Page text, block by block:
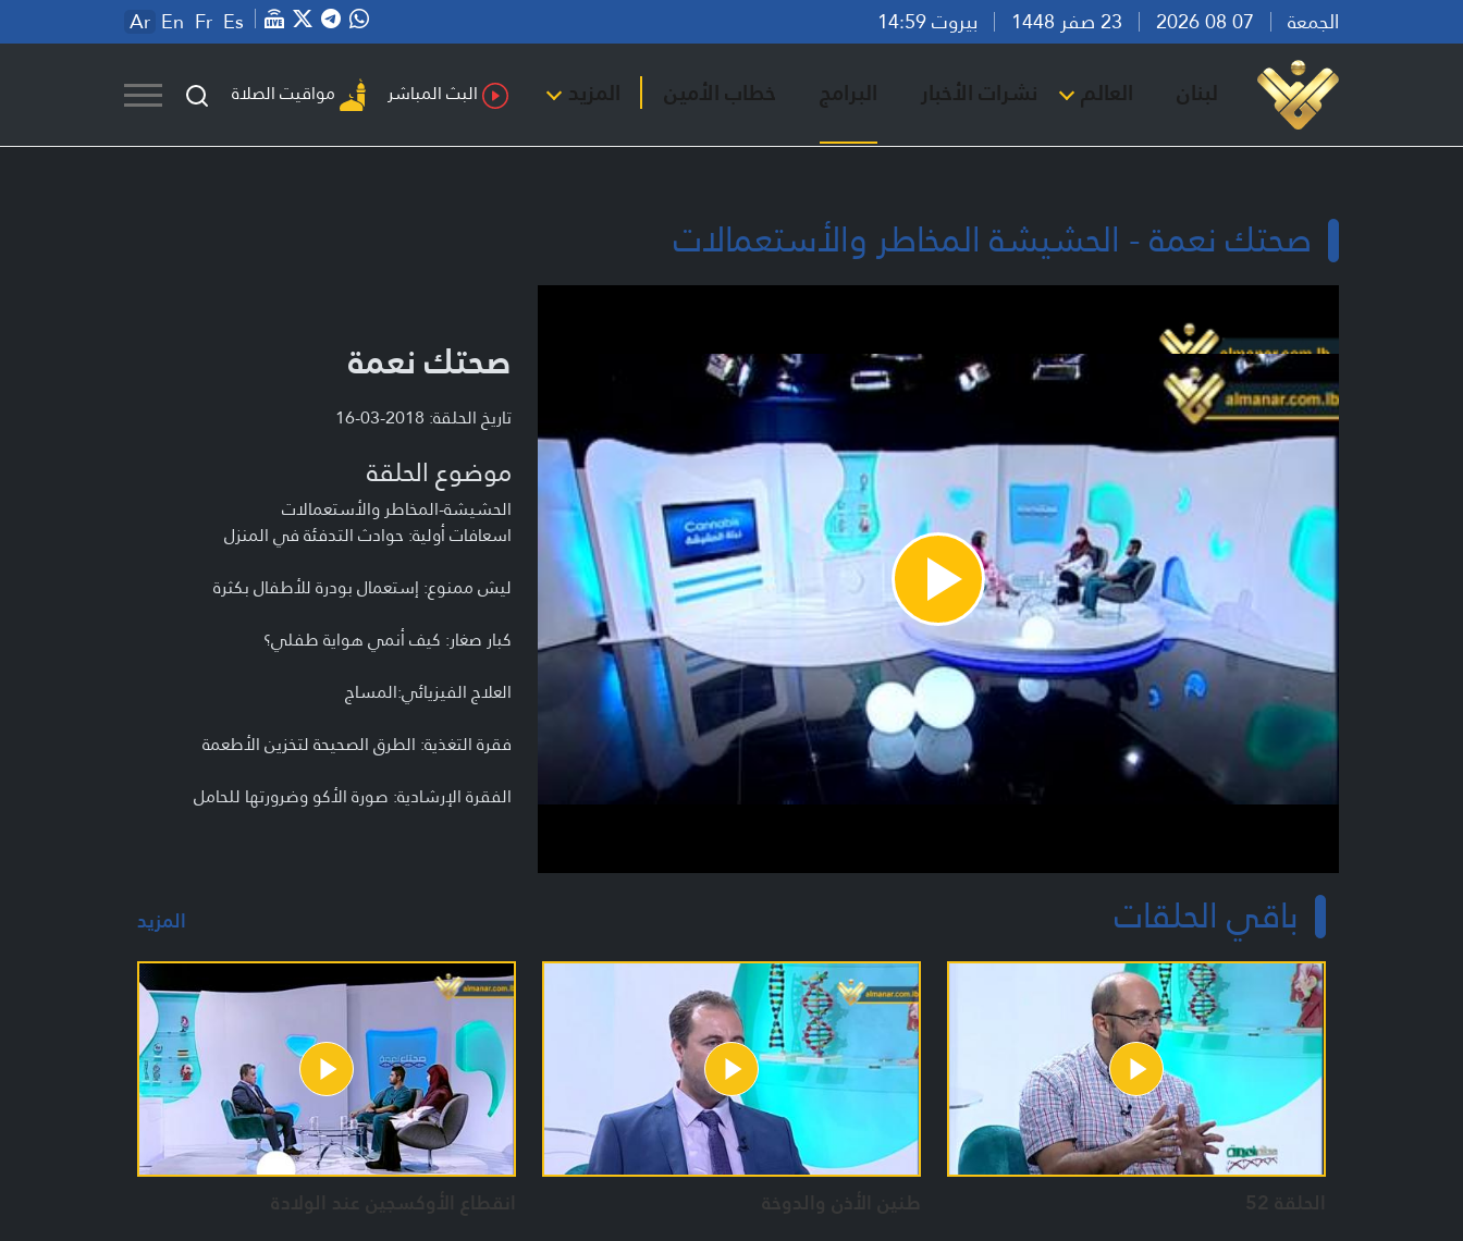
الجمعة بيروت 14:59 Ar En Fr Es
لبنان العالم نشرات الأخبار البرامج خطاب الأمين المزيد البث المباشر مواقيت الصلاة
صحتك نعمة - الحشيشة المخاطر والأستعمالات
Play
Video
صحتك نعمة
تاريخ الحلقة: 2018-03-16
موضوع الحلقة
الحشيشة-المخاطر والأستعمالات
اسعافات أولية: حوادث التدفئة في المنزل
ليش ممنوع: إستعمال بودرة للأطفال بكثرة
كبار صغار: كيف أنمي هواية طفلي؟
العلاج الفيزيائي:المساج
فقرة التغذية: الطرق الصحيحة لتخزين الأطعمة
الفقرة الإرشادية: صورة الأكو وضرورتها للحامل
برنامج طبي إرشادي يتضمن فقرات متعددة تناقش
الأمراض الشائعة في مجتمعنا بالاضافة الى فقرات
توعوية مهمة.
تقديم :
يوسف حمدان / آمنة البزال / حوراء حلباوي
حسام ياسين / زينب بريطع / حسن نجدي
فريق العمل
باقي الحلقات المزيد
الحلقة 52 طنين الأذن والدوخة انقطاع الأوكسجين عند الولادة